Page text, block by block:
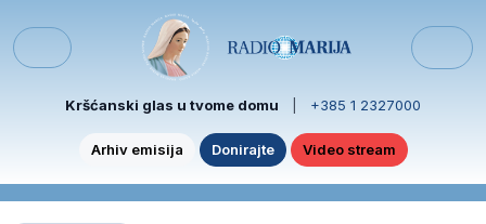
Menu
Kršćanski glas u tvome domu +385 1 2327000
Arhiv emisija Donirajte Video stream